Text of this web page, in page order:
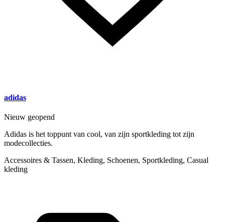
adidas
Nieuw geopend
Adidas is het toppunt van cool, van zijn sportkleding tot zijn
modecollecties.
Accessoires & Tassen, Kleding, Schoenen, Sportkleding, Casual
kleding